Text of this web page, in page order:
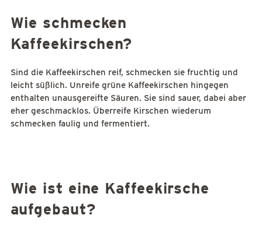
Wie schmecken
Kaffeekirschen?
Sind die Kaffeekirschen reif, schmecken sie fruchtig und
leicht süßlich. Unreife grüne Kaffeekirschen hingegen
enthalten unausgereifte Säuren. Sie sind sauer, dabei aber
eher geschmacklos. Überreife Kirschen wiederum
schmecken faulig und fermentiert.
Wie ist eine Kaffeekirsche
aufgebaut?